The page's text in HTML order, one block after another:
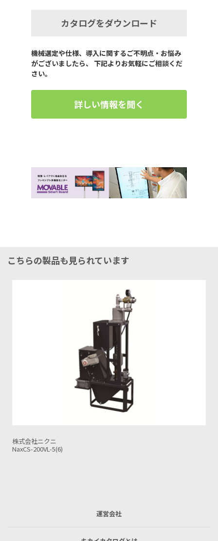
カタログをダウンロード
機械選定や仕様、導入に関するご不明点・お悩み
がございましたら、 下記よりお気軽にご相談くだ
さい。
詳しい情報を聞く
こちらの製品も見られています
運営会社